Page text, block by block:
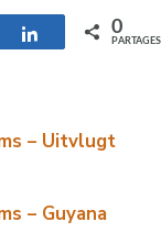
Partagez 0
PARTAGES
– Uitvlugt
– Guyana